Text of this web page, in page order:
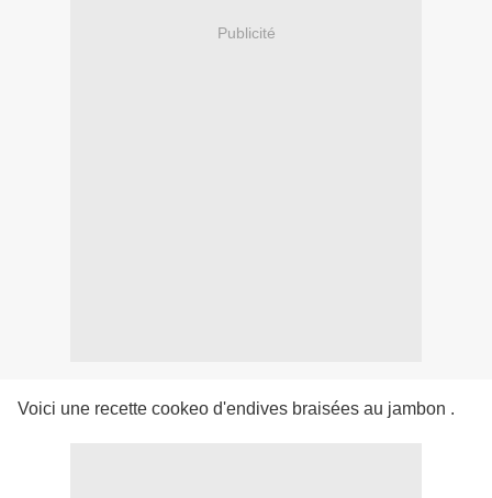
Publicité
Voici une recette cookeo d'endives braisées au jambon .